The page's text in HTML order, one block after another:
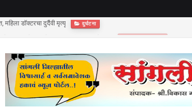
अकाली निधन; दोन लहान मुलींनी गमावले छत्र